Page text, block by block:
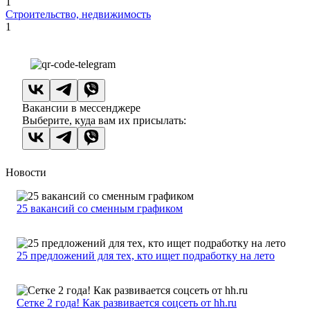
Строительство, недвижимость
1
Вакансии в мессенджере
Выберите, куда вам их присылать:
Новости
25 вакансий со сменным графиком
25 предложений для тех, кто ищет подработку на лето
Сетке 2 года! Как развивается соцсеть от hh.ru